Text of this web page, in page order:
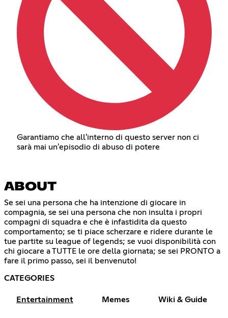
Garantiamo che all'interno di questo server non ci
sarà mai un'episodio di abuso di potere
ABOUT
Se sei una persona che ha intenzione di giocare in
compagnia, se sei una persona che non insulta i propri
compagni di squadra e che è infastidita da questo
comportamento; se ti piace scherzare e ridere durante le
tue partite su league of legends; se vuoi disponibilità con
chi giocare a TUTTE le ore della giornata; se sei PRONTO a
fare il primo passo, sei il benvenuto!
CATEGORIES
Entertainment Memes Wiki & Guide